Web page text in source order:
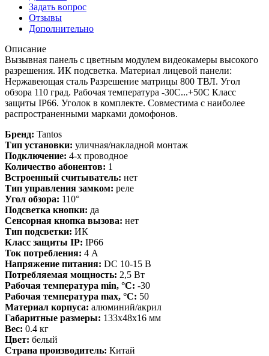
Задать вопрос
Отзывы
Дополнительно
Описание
Вызывная панель с цветным модулем видеокамеры высокого
разрешения. ИК подсветка. Материал лицевой панели:
Нержавеющая сталь Разрешение матрицы 800 ТВЛ. Угол
обзора 110 град. Рабочая температура -30С...+50С Класс
защиты IP66. Уголок в комплекте. Совместима с наиболее
распространенными марками домофонов.
Бренд: Tantos
Тип установки: уличная/накладной монтаж
Подключение: 4-х проводное
Количество абонентов: 1
Встроенный считыватель: нет
Тип управления замком: реле
Угол обзора: 110°
Подсветка кнопки: да
Сенсорная кнопка вызова: нет
Тип подсветки: ИК
Класс защиты IP: IP66
Ток потребления: 4 А
Напряжение питания: DC 10-15 В
Потребляемая мощность: 2,5 Вт
Рабочая температура min, °С: -30
Рабочая температура max, °С: 50
Материал корпуса: алюминий/акрил
Габаритные размеры: 133х48х16 мм
Вес: 0.4 кг
Цвет: белый
Страна производитель: Китай